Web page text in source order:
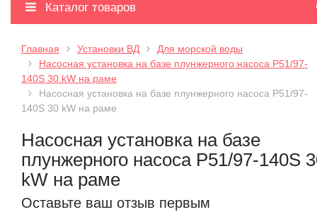
Каталог товаров
Главная Установки ВД
Для морской воды
Насосная установка на базе плунжерного насоса P51/97-
140S 30 kW на раме
Насосная установка на базе плунжерного насоса P51/97-
140S 30 kW на раме
Насосная установка на базе
плунжерного насоса P51/97-140S
kW на раме
Оставьте ваш отзыв первым